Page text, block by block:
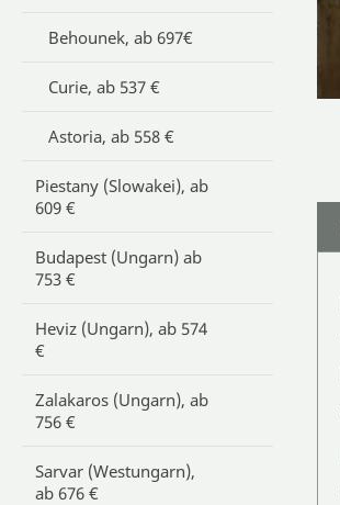
Behounek, ab 697€
Curie, ab 537 €
Astoria, ab 558 €
Piestany (Slowakei), ab
609 €
Budapest (Ungarn) ab
753 €
Heviz (Ungarn), ab 574
€
Zalakaros (Ungarn), ab
756 €
Sarvar (Westungarn),
ab 676 €